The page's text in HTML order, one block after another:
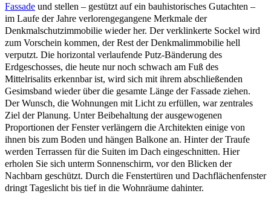
Fassade und stellen – gestützt auf ein bauhistorisches Gutachten –
im Laufe der Jahre verlorengegangene Merkmale der
Denkmalschutzimmobilie wieder her. Der verklinkerte Sockel wird
zum Vorschein kommen, der Rest der Denkmalimmobilie hell
verputzt. Die horizontal verlaufende Putz-Bänderung des
Erdgeschosses, die heute nur noch schwach am Fuß des
Mittelrisalits erkennbar ist, wird sich mit ihrem abschließenden
Gesimsband wieder über die gesamte Länge der Fassade ziehen.
Der Wunsch, die Wohnungen mit Licht zu erfüllen, war zentrales
Ziel der Planung. Unter Beibehaltung der ausgewogenen
Proportionen der Fenster verlängern die Architekten einige von
ihnen bis zum Boden und hängen Balkone an. Hinter der Traufe
werden Terrassen für die Suiten im Dach eingeschnitten. Hier
erholen Sie sich unterm Sonnenschirm, vor den Blicken der
Nachbarn geschützt. Durch die Fenstertüren und Dachflächenfenster
dringt Tageslicht bis tief in die Wohnräume dahinter.